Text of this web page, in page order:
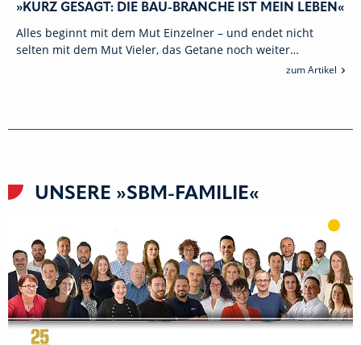
»KURZ GESAGT: DIE BAU-BRANCHE IST MEIN LEBEN«
Alles beginnt mit dem Mut Einzelner – und endet nicht
selten mit dem Mut Vieler, das Getane noch weiter…
zum Artikel
UNSERE »SBM-FAMILIE«
Als